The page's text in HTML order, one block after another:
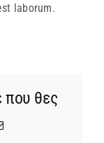
laborum.
που θες
Email